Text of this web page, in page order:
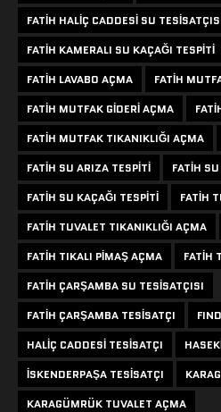
FATIH HALIÇ CADDESI SU
FATIH KAMERALI SU KAÇAĞI TESPITI
FATIH LAVABO AÇMA
FATIH
FATIH MUTFAK GIDERI AÇMA
FATIH MUTFAK TIKANIKLIĞI AÇMA
FATIH SU ARIZA TESPITI
FATIH
FATIH SU KAÇAĞI TESPITI
FATIH
FATIH TUVALET TIKANIKLIĞI AÇMA
FATIH TIKALI PIMAŞ AÇMA
FATIH
FATIH ÇARŞAMBA SU TESISATÇISI
FATIH ÇARŞAMBA TESISATÇI
HALIÇ CADDESI TESISATÇI
ISKENDERPAŞA TESISATÇI
KARAGÜMRÜK TUVALET AÇMA